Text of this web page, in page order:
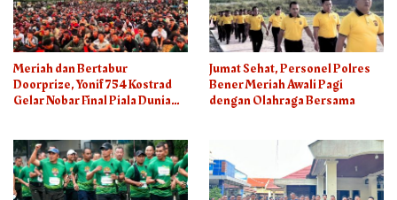
Meriah dan Bertabur
Doorprize, Yonif 754 Kostrad
Gelar Nobar Final Piala Dunia
Jumat Sehat, Personel Polres
Bener Meriah Awali Pagi
dengan Olahraga Bersama